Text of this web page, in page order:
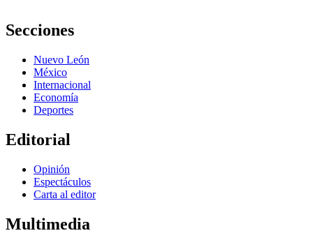
Secciones
Nuevo León
México
Internacional
Economía
Deportes
Editorial
Opinión
Espectáculos
Carta al editor
Multimedia